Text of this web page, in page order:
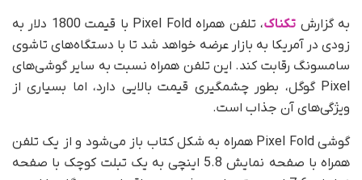
به گزارش تکناک
، تلفن همراه Pixel Fold با قیمت 1800 دلار به
زودی در آمریکا به بازار عرضه خواهد شد تا با دستگاه‌های تاشوی
سامسونگ رقابت کند. این تلفن همراه نسبت به سایر گوشی‌های
Pixel گوگل، بطور چشمگیری قیمت بالایی دارد، اما بسیاری از
ویژگی‌های آن جذاب است.
گوشی Pixel Fold همراه به شکل کتاب باز می‌شود و از یک تلفن
همراه با صفحه نمایش 5.8 اینچی به یک تبلت کوچک با صفحه